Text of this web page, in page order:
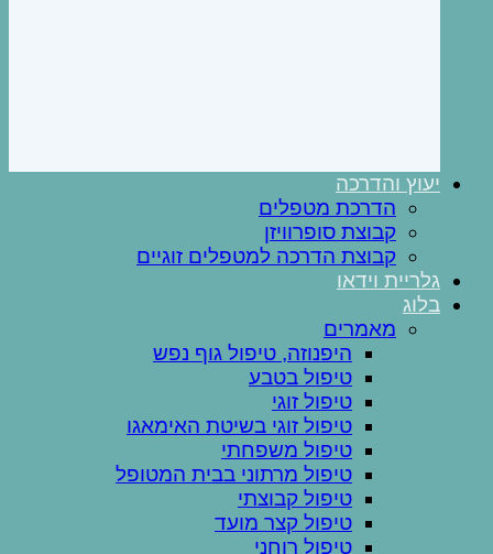
יעוץ והדרכה
הדרכת מטפלים
קבוצת סופרוויזן
קבוצת הדרכה למטפלים זוגיים
גלריית וידאו
בלוג
מאמרים
היפנוזה, טיפול גוף נפש
טיפול בטבע
טיפול זוגי
טיפול זוגי בשיטת האימאגו
טיפול משפחתי
טיפול מרתוני בבית המטופל
טיפול קבוצתי
טיפול קצר מועד
טיפול רוחני